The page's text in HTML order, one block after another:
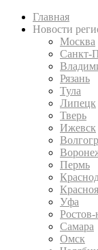
Главная
Новости
Москва
Санкт-
Рязань
Тула
Липецк
Тверь
Ижевск
Пермь
Уфа
Самара
Омск